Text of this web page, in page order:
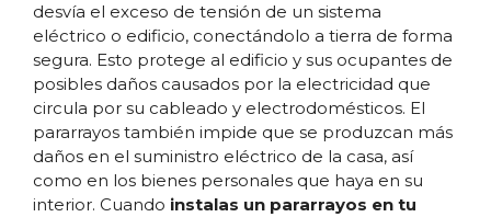
desvía el exceso de tensión de un sistema
eléctrico o edificio, conectándolo a tierra de forma
segura. Esto protege al edificio y sus ocupantes de
posibles daños causados por la electricidad que
circula por su cableado y electrodomésticos. El
pararrayos también impide que se produzcan más
daños en el suministro eléctrico de la casa, así
como en los bienes personales que haya en su
interior. Cuando instalas un pararrayos en tu